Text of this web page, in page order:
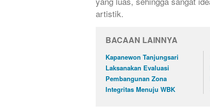
artistik.
BACAAN LAINNYA
Kapanewon Tanjungsari
Laksanakan Evaluasi
Pembangunan Zona
Integritas Menuju WBK